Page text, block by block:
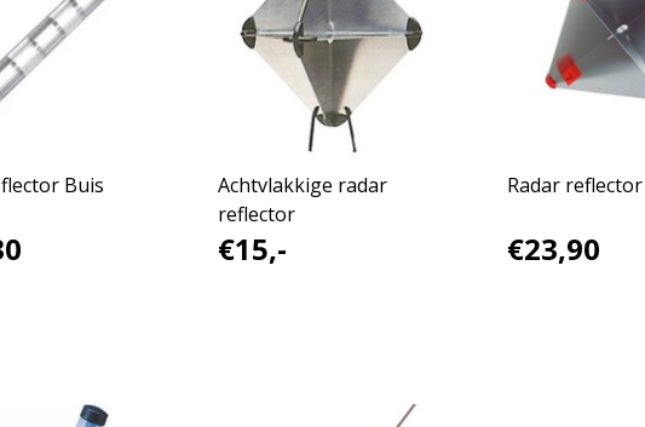
Buis
Achtvlakkige radar
reflector
€15,-
Radar reflector
€23,90